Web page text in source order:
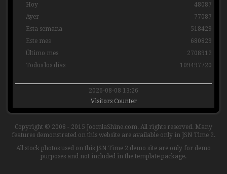
Hoy
Ayer
Esta semana
Este mes
Último mes
Todos los días
48087
77087
518429
680829
2708912
109497720
2026-08-08 13:26
Visitors Counter
Copyright © 2008 - 2015 JoomlaShine.com. All rights reserved. Many
features demonstrated on this website are available only in JSN Time 2.
All stock photos used on this JSN Time 2 demo site are only for demo
purposes and not included in the template package.